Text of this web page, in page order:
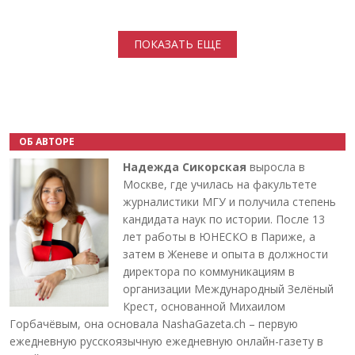
ПОКАЗАТЬ ЕЩЕ
ОБ АВТОРЕ
Надежда Сикорская выросла в
Москве, где училась на факультете
журналистики МГУ и получила степень
кандидата наук по истории. После 13
лет работы в ЮНЕСКО в Париже, а
затем в Женеве и опыта в должности
директора по коммуникациям в
организации Международный Зелёный
Крест, основанной Михаилом
Горбачёвым, она основала NashaGazeta.ch – первую
ежедневную русскоязычную ежедневную онлайн-газету в